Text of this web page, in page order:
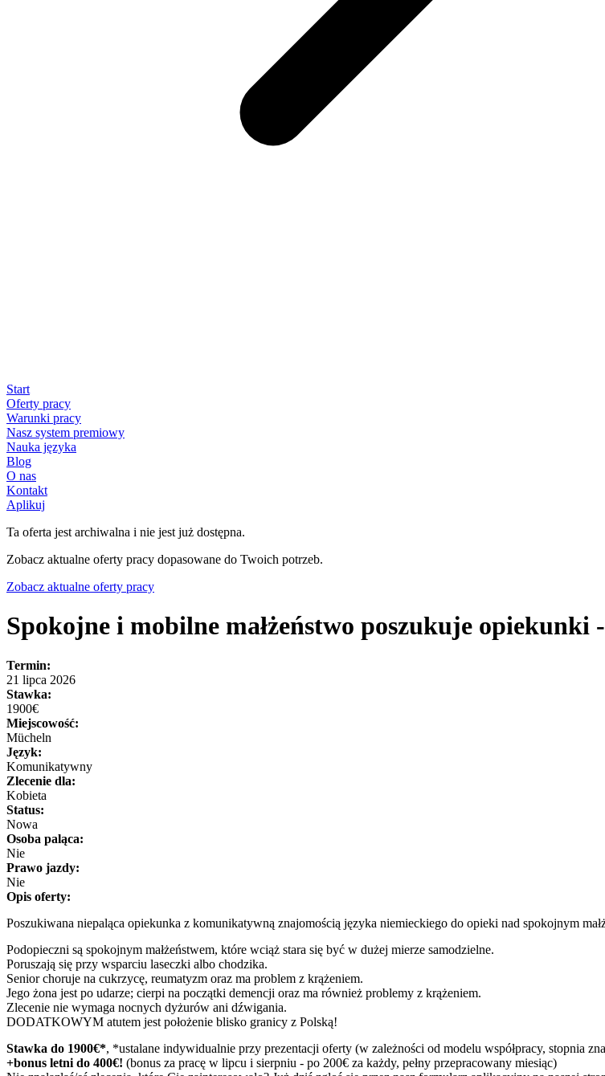
Start
Oferty pracy
Warunki pracy
Nasz system premiowy
Nauka języka
Blog
O nas
Kontakt
Aplikuj
Ta oferta jest archiwalna i nie jest już dostępna.
Zobacz aktualne oferty pracy dopasowane do Twoich potrzeb.
Zobacz aktualne oferty pracy
Spokojne i mobilne małżeństwo poszukuje
Termin:
21 lipca 2026
Stawka:
1900€
Miejscowość:
Mücheln
Język:
Komunikatywny
Zlecenie dla:
Kobieta
Status:
Nowa
Osoba paląca:
Nie
Prawo jazdy:
Nie
Opis oferty:
Poszukiwana niepaląca opiekunka z komunikatywną znajomością języka niemieckiego do opieki nad spokojnym
Podopieczni są spokojnym małżeństwem, które wciąż stara się być w dużej mierze samodzielne.
Poruszają się przy wsparciu laseczki albo chodzika.
Senior choruje na cukrzycę, reumatyzm oraz ma problem z krążeniem.
Jego żona jest po udarze; cierpi na początki demencji oraz ma również problemy z krążeniem.
Zlecenie nie wymaga nocnych dyżurów ani dźwigania.
DODATKOWYM atutem jest położenie blisko granicy z Polską!
Stawka do 1900€*, *ustalane indywidualnie przy prezentacji oferty (w zależności od modelu współpracy, stopnia
+bonus letni do 400€! (bonus za pracę w lipcu i sierpniu - po 200€ za każdy, pełny przepracowany miesiąc)